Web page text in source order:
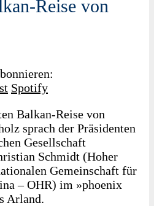
Reise von
Spotify
Balkan-Reise von
sprach der Präsidenten
Gesellschaft
Schmidt (Hoher
Gemeinschaft für
– OHR) im »phoenix
Arland.